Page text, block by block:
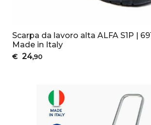
Scarpa da lavoro alta ALFA S1P |
Made in Italy
€ 24,90